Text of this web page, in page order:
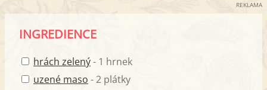
REKLAMA
INGREDIENCE
hrách zelený- 1 hrnek
uzené maso - 2 plátky